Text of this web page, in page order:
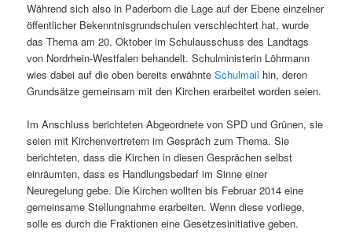
Während sich also in Paderborn die Lage auf der Ebene einzelner
öffentlicher Bekenntnisgrundschulen verschlechtert hat, wurde
das Thema am 20. Oktober im Schulausschuss des Landtags
von Nordrhein-Westfalen behandelt. Schulministerin Löhrmann
wies dabei auf die oben bereits erwähnteSchulmail hin, deren
Grundsätze gemeinsam mit den Kirchen erarbeitet worden seien.
Im Anschluss berichteten Abgeordnete von SPD und Grünen, sie
seien mit Kirchenvertretern im Gespräch zum Thema. Sie
berichteten, dass die Kirchen in diesen Gesprächen selbst
einräumten, dass es Handlungsbedarf im Sinne einer
Neuregelung gebe. Die Kirchen wollten bis Februar 2014 eine
gemeinsame Stellungnahme erarbeiten. Wenn diese vorliege,
solle es durch die Fraktionen eine Gesetzesinitiative geben.